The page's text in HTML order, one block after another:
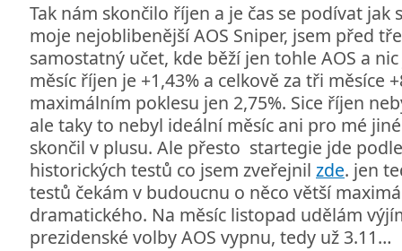
Tak nám skončilo říjen a je čas se podívat
moje nejoblibenější AOS Sniper, jsem před
samostatný učet, kde běží jen tohle AOS a
měsíc říjen je +1,43% a celkově za tři měsíce
maximálním poklesu jen 2,75%. Sice říjen
ale taky to nebyl ideální měsíc ani pro mé
skončil v plusu. Ale přesto startegie jde
historických testů co jsem zveřejnil zde. jen
testů čekám v budoucnu o něco větší
dramatického. Na měsíc listopad udělám
prezidenské volby AOS vypnu, tedy už 3.11…